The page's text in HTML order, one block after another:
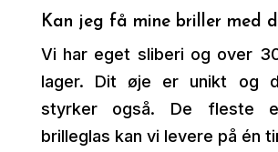
Kan jeg få mine briller med
Vi har eget sliberi og over
lager. Dit øje er unikt og
styrker også. De fleste
brilleglas kan vi levere på én